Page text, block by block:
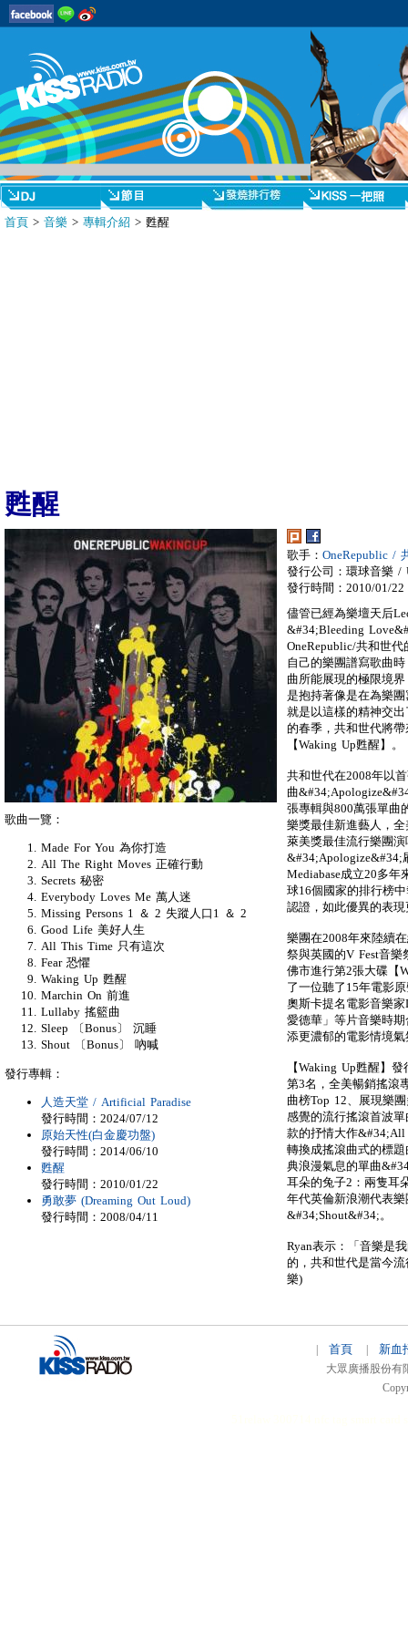
首頁 > 音樂 > 專輯介紹 > 甦醒
甦醒
歌手： OneRepublic /
發行公司：環球音樂 /
發行時間：2010/01/22
儘管已經為樂壇天后
&#34;Bleeding
OneRepublic/共和世
自己的樂團譜寫歌曲
曲所能展現的極限境
是抱持著像是在為樂
就是以這樣的精神交
的春季，共和世代將
【Waking Up甦醒】。
共和世代在2008年以
曲
張專輯與800萬張單曲
樂獎最佳新進藝人，
萊美獎最佳流行樂團
&#34;Apologize&#34;
Mediabase成立20多
球16個國家的排行榜
認證，如此優異的表
樂團在2008年來陸續
祭與英國的V Fest音
佛市進行第2張大碟【
了一位聽了15年電影
奧斯卡提名電影音樂
愛德華」等片音樂時
添更濃郁的電影情境
【Waking Up甦醒】
第3名，全美暢銷搖滾
曲榜Top 12、展現樂
感覺的流行搖滾首波
款的抒情大作
轉換成搖滾曲式的標
典浪漫氣息的單曲
耳朵的兔子2：兩隻耳
年代英倫新浪潮代表樂
&#34;Shout&#34;。
Ryan表示：「音樂是
的，共和世代是當今
樂)
歌曲一覽：
Made For You 為你打造
All The Right Moves 正確行動
Secrets 秘密
Everybody Loves Me 萬人迷
Missing Persons 1 ＆ 2 失蹤人口1 ＆ 2
Good Life 美好人生
All This Time 只有這次
Fear 恐懼
Waking Up 甦醒
Marchin On 前進
Lullaby 搖籃曲
Sleep 〔Bonus〕 沉睡
Shout 〔Bonus〕 吶喊
發行專輯：
人造天堂 / Artificial Paradise
發行時間：2024/07/12
原始天性(白金慶功盤)
發行時間：2014/06/10
甦醒
發行時間：2010/01/22
勇敢夢 (Dreaming Out Loud)
發行時間：2008/04/11
首頁 新血
大眾廣播股份有